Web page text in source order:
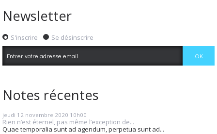
Newsletter
S'inscrire Se désinscrire
Notes récentes
jeudi 12 novembre 2020 10h00
Rien n’est éternel, pas même l’exception de...
Quae temporalia sunt ad agendum, perpetua sunt ad...